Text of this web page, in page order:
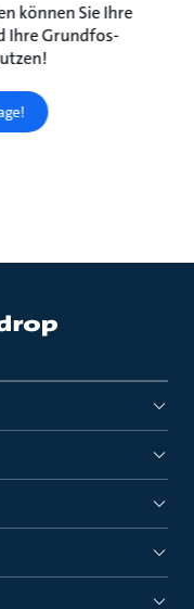
können Sie Ihre
Ihre Grundfos-